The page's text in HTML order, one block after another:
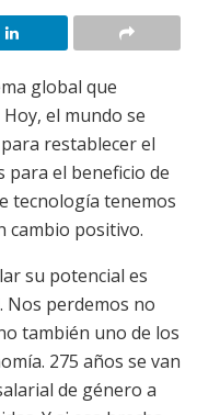
global que
el mundo se
restablecer el
el beneficio de
tecnología tenemos
cambio positivo.
su potencial es
Nos perdemos no
también uno de los
275 años se van
de género a